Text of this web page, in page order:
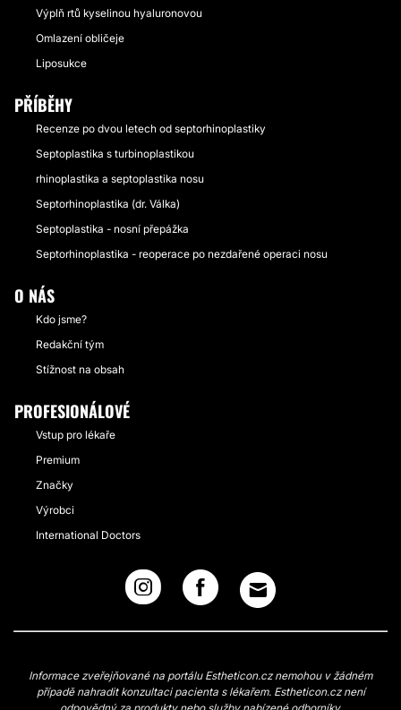
Výplň rtů kyselinou hyaluronovou
Omlazení obličeje
Liposukce
PŘÍBĚHY
Recenze po dvou letech od septorhinoplastiky
Septoplastika s turbinoplastikou
rhinoplastika a septoplastika nosu
Septorhinoplastika (dr. Válka)
Septoplastika - nosní přepážka
Septorhinoplastika - reoperace po nezdařené operaci nosu
O NÁS
Kdo jsme?
Redakční tým
Stížnost na obsah
PROFESIONÁLOVÉ
Vstup pro lékaře
Premium
Značky
Výrobci
International Doctors
Informace zveřejňované na portálu Estheticon.cz nemohou v žádném
případě nahradit konzultaci pacienta s lékařem. Estheticon.cz není